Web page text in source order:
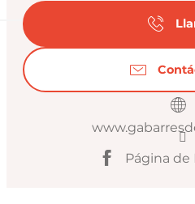
Página de